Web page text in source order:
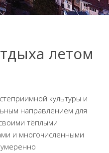
летом
культуры и
направлением для
тёплыми
и многочисленными